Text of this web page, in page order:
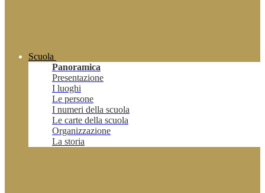
Scuola
Panoramica
Presentazione
I luoghi
Le persone
I numeri della scuola
Le carte della scuola
Organizzazione
La storia